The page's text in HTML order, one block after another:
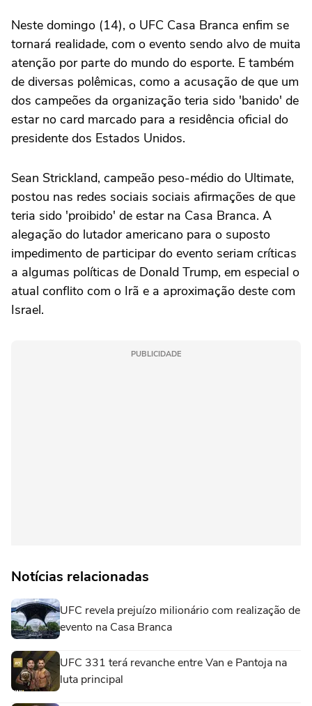
Neste domingo (14), o UFC Casa Branca enfim se
tornará realidade, com o evento sendo alvo de muita
atenção por parte do mundo do esporte. E também
de diversas polêmicas, como a acusação de que um
dos campeões da organização teria sido 'banido' de
estar no card marcado para a residência oficial do
presidente dos Estados Unidos.
Sean Strickland, campeão peso-médio do Ultimate,
postou nas redes sociais sociais afirmações de que
teria sido 'proibido' de estar na Casa Branca. A
alegação do lutador americano para o suposto
impedimento de participar do evento seriam críticas
a algumas políticas de Donald Trump, em especial o
atual conflito com o Irã e a aproximação deste com
Israel.
PUBLICIDADE
Notícias relacionadas
UFC revela prejuízo milionário com realização de
evento na Casa Branca
UFC 331 terá revanche entre Van e Pantoja na
luta principal